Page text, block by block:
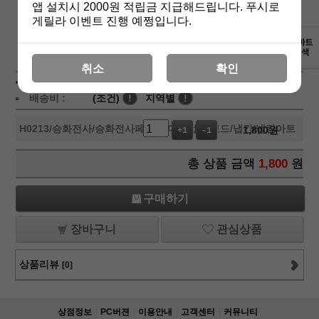
상세보기
상품가 : 1,800원
배송비 :
(조건) ! 지역별 !
H0213/승화전사/승화전사페이퍼/머그컵/칩보드/냅킨/냅킨아트
+1 -1 1,800원
총 상품 금액 1,800 원
구매하기
장바구니 관심상품
상품리뷰 [0]
상점정보 PC버젼 이용안내 고객센터 커뮤니티
앱 설치시 2000원 적립금 지급해드립니다. 푸시로
게릴라 이벤트 진행 예쩡입니다.
취소 확인